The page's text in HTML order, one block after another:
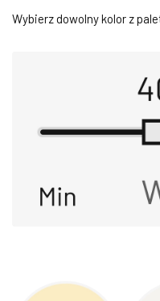
Wybierz dowolny kolor z